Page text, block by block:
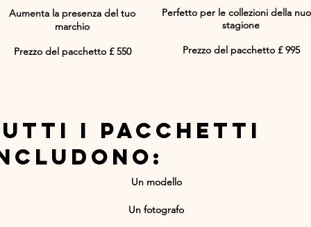
Aumenta la presenza del tuo
marchio
Prezzo del pacchetto £ 550
Perfetto per le collezioni della
stagione
Prezzo del pacchetto £ 995
i pacchetti
Un modello
Un fotografo